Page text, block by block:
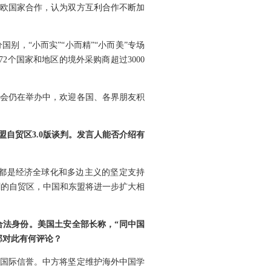
国家合作，认为双方互利合作不断加
别，“小而实”“小而精”“小而美”专场
个国家和地区的境外采购商超过3000
仍在举办中，欢迎各国、各界朋友积
贸区3.0版谈判。发言人能否介绍有
是经济全球化和多边主义的坚定支持
自贸区，中国和东盟将进一步扩大相
身份。美国土安全部长称，“同中国
此有何评论？
际信誉。中方将坚定维护海外中国学